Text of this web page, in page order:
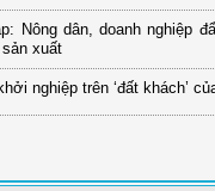
Nông dân, doanh nghiệp
xuất
nghiệp trên ‘đất khách’